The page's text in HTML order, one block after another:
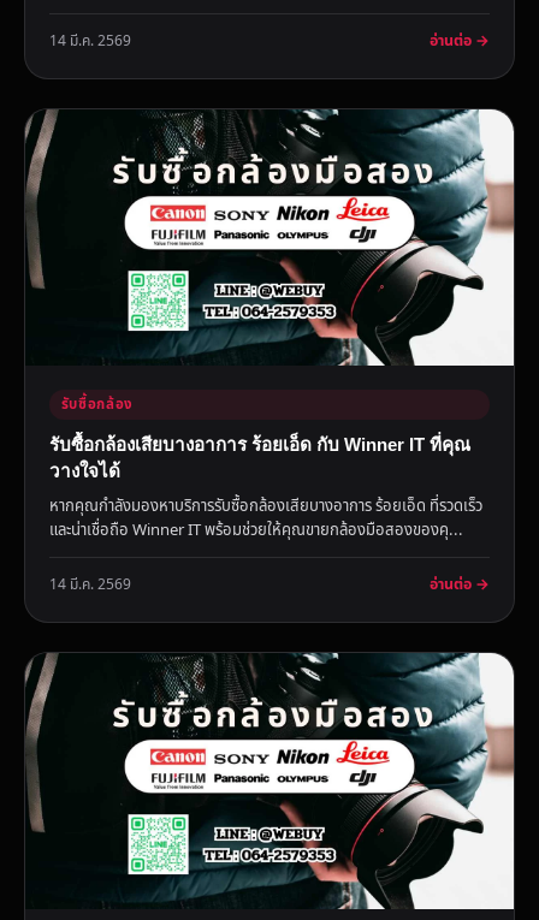
14 มี.ค. 2569 อ่านต่อ →
รับซื้อกล้อง
รับซื้อกล้องเสียบางอาการ ร้อยเอ็ด กับ Winner IT ที่คุณ
วางใจได้
หากคุณกำลังมองหาบริการรับซื้อกล้องเสียบางอาการ ร้อยเอ็ด ที่รวดเร็ว
และน่าเชื่อถือ Winner IT พร้อมช่วยให้คุณขายกล้องมือสองของคุ...
14 มี.ค. 2569 อ่านต่อ →